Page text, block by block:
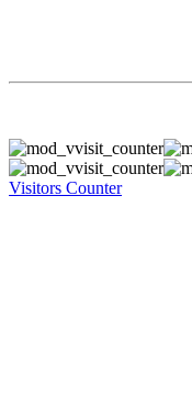
Visitors Counter